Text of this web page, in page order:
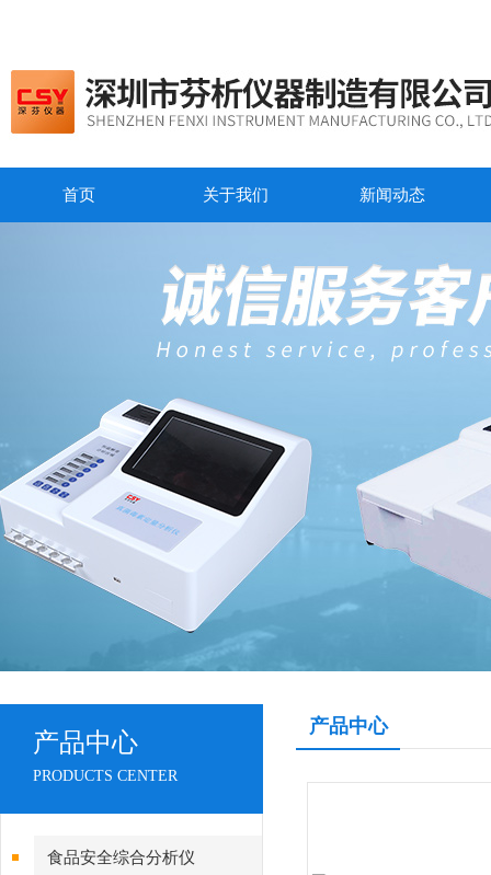
首页 关于我们 新闻动态
产品中心
PRODUCTS CENTER
食品安全综合分析仪
产品中心